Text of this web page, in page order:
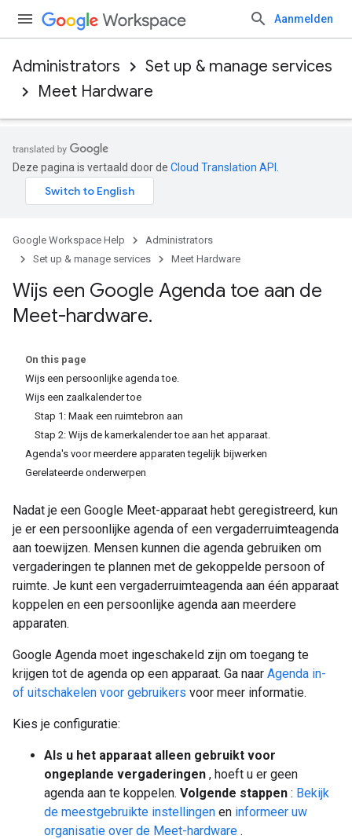
Aanmelden
Administrators
Set up & manage services
Meet Hardware
Deze pagina is vertaald door de Cloud Translation API
Google Workspace Help
Administrators
Set up & manage services
Meet Hardware
Wijs een Google Agenda toe aan de
Meet-hardware.
On this page
Wijs een persoonlijke agenda toe.
Wijs een zaalkalender toe
Stap 1: Maak een ruimtebron aan
Stap 2: Wijs de kamerkalender toe aan het apparaat.
Agenda's voor meerdere apparaten tegelijk bijwerken
Gerelateerde onderwerpen
Nadat je een Google Meet-apparaat hebt geregistreerd, kun
je er een persoonlijke agenda of een vergaderruimteagenda
aan toewijzen. Mensen kunnen die agenda gebruiken om
vergaderingen te plannen met de gekoppelde persoon of
ruimte. Je kunt een vergaderruimteagenda aan één apparaat
koppelen en een persoonlijke agenda aan meerdere
apparaten.
Google Agenda moet ingeschakeld zijn om toegang te
krijgen tot de agenda op een apparaat. Ga naar Agenda in-
of uitschakelen voor gebruikers voor meer informatie.
Kies je configuratie:
Als u het apparaat alleen gebruikt voor
ongeplande vergaderingen , hoeft u er geen
agenda aan te koppelen. Volgende stappen : Bekijk
de meestgebruikte instellingen en informeer uw
organisatie over de Meet-hardware .